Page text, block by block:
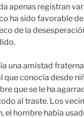
apenas registran
ha sido favorable
de la
una amistad
que conocía desde
que se le ha
al traste. Los
el hombre había